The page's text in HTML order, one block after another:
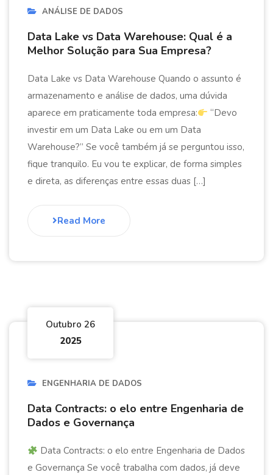
ANÁLISE DE DADOS
Data Lake vs Data Warehouse: Qual é a
Melhor Solução para Sua Empresa?
Data Lake vs Data Warehouse Quando o assunto é
armazenamento e análise de dados, uma dúvida
aparece em praticamente toda empresa:
“Devo
investir em um Data Lake ou em um Data
Warehouse?” Se você também já se perguntou isso,
fique tranquilo. Eu vou te explicar, de forma simples
e direta, as diferenças entre essas duas […]
Read More
Outubro 26
2025
ENGENHARIA DE DADOS
Data Contracts: o elo entre Engenharia de
Dados e Governança
Data Contracts: o elo entre Engenharia de Dados
e Governança Se você trabalha com dados, já deve